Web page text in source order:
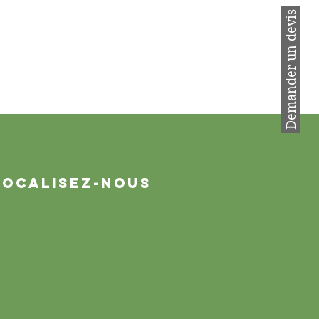
Demander un devis
nous